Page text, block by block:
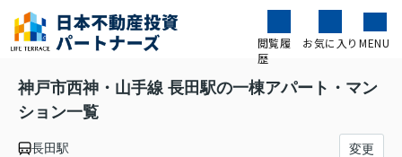
閲覧履
歴
お気に入り MENU
神戸市西神・山手線 長田駅の一棟アパート・マン
ション一覧
長田駅 変更